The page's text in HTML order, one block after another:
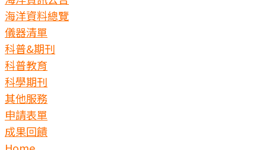
海洋資料總覽
儀器清單
科普&期刊
科普教育
科學期刊
其他服務
申請表單
成果回饋